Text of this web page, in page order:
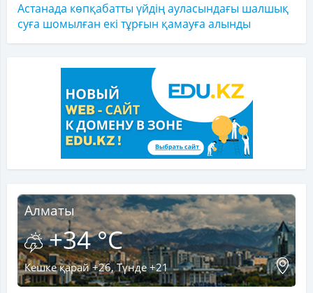
Астанада көпқабатты үйдің ауласындағы шалшық
суға шомылған екі тұрғын қамауға алынды
Алматы
+34 °C
Кешке қарай +26, Түнде +21